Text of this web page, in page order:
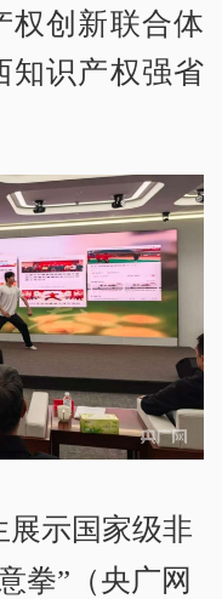
权创新联合体
知识产权强省
展示国家级非
拳”（央广网